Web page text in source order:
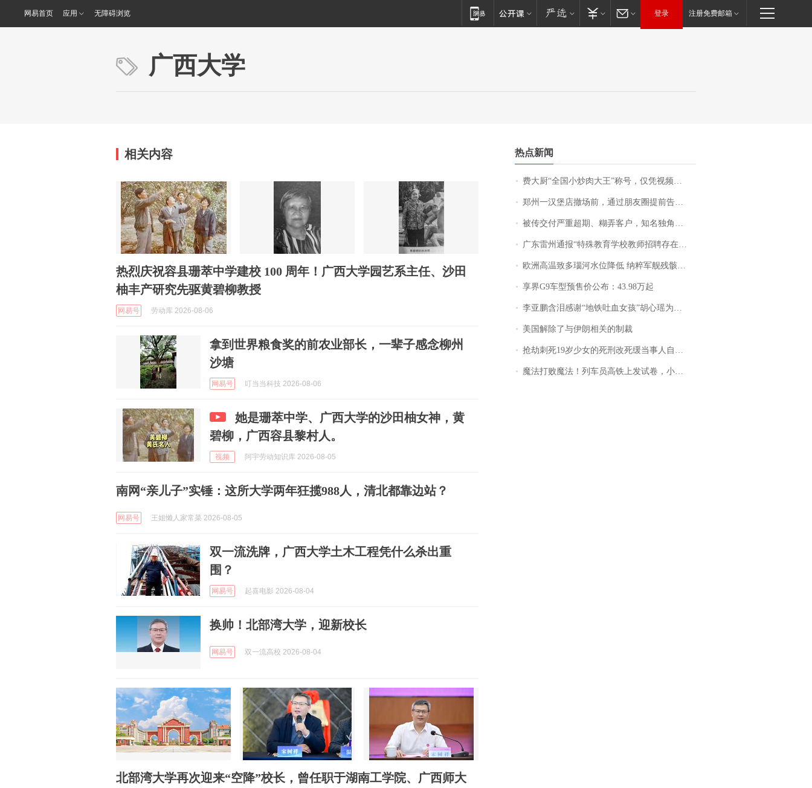
网易首页 应用 无障碍浏览 登录 注册免费邮箱
广西大学
相关内容
热烈庆祝容县珊萃中学建校 100 周年！广西大学园艺系主任、沙田
柚丰产研究先驱黄碧柳教授
网易号 劳动库 2026-08-06
拿到世界粮食奖的前农业部长，一辈子感念柳州
沙塘
网易号 叮当当科技 2026-08-06
她是珊萃中学、广西大学的沙田柚女神，黄
碧柳，广西容县黎村人。
视频 阿宇劳动知识库 2026-08-05
南网“亲儿子”实锤：这所大学两年狂揽988人，清北都靠边站？
网易号 王姐懒人家常菜 2026-08-05
双一流洗牌，广西大学土木工程凭什么杀出重
围？
网易号 起喜电影 2026-08-04
换帅！北部湾大学，迎新校长
网易号 双一流高校 2026-08-04
北部湾大学再次迎来“空降”校长，曾任职于湖南工学院、广西师大
热点新闻
费大厨“全国小炒肉大王”称号，仅凭视频评出？中国烹饪协会回应
郑州一汉堡店撤场前，通过朋友圈提前告知逐一退费，有顾客仅剩1元也全被退回，分文不少；顾客：言而有信，让人感动
被传交付严重超期、糊弄客户，知名独角兽车企创始人回应：都没证据，将依法采取措施，“本人长期与美国交管局保持沟通，对方表示肯定”
广东雷州通报“特殊教育学校教师招聘存在违规行为”：已启动问责程序 副校长被停职
欧洲高温致多瑙河水位降低 纳粹军舰残骸重见天日
享界G9车型预售价公布：43.98万起
李亚鹏含泪感谢“地铁吐血女孩”胡心瑶为嫣然天使捐99999元：这份捐赠太沉重，尊重其捐赠意愿，个人向胡心瑶和她的病友之家各捐赠99999元
美国解除了与伊朗相关的制裁
抢劫刺死19岁少女的死刑改死缓当事人自述：出狱11年间始终刻意躲避被害人家属
魔法打败魔法！列车员高铁上发试卷，小朋友一秒静音，12306回应：列车员个人行为，不是铁路规定